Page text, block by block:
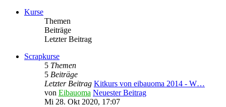
Kurse
Themen
Beiträge
Letzter Beitrag
Scrapkurse
5 Themen
5 Beiträge
Letzter Beitrag Kitkurs von eibauoma 2014 - W…
von Eibauoma Neuester Beitrag
Mi 28. Okt 2020, 17:07